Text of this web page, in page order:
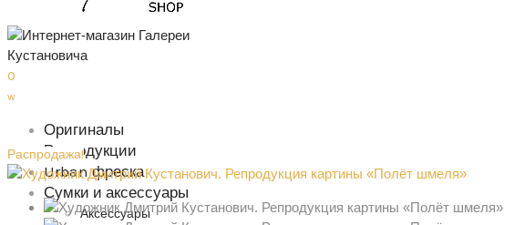
0
w
Оригиналы
Репродукции
Urban фреска
Сумки и аксессуары
Аксессуары
Распродажа!